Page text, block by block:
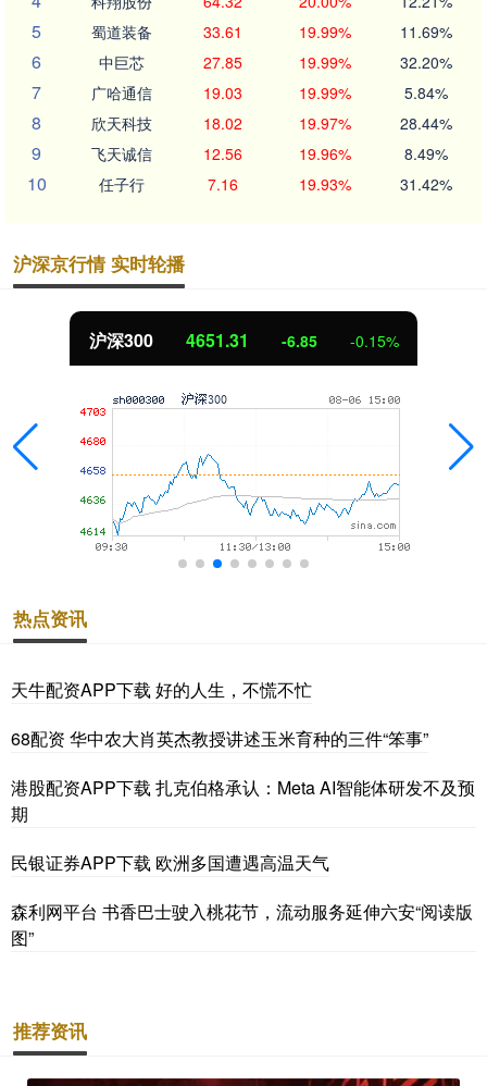
5 蜀道装备 33.61 19.99% 11.69%
6 中巨芯 27.85 19.99% 32.20%
7 广哈通信 19.03 19.99% 5.84%
8 欣天科技 18.02 19.97% 28.44%
9 飞天诚信 12.56 19.96% 8.49%
10 任子行 7.16 19.93% 31.42%
沪深京行情 实时轮播
沪深300 4651.31 -6.85 -0.15%
热点资讯
天牛配资APP下载 好的人生，不慌不忙
68配资 华中农大肖英杰教授讲述玉米育种的三件“笨事”
港股配资APP下载 扎克伯格承认：Meta AI智能体研发不及预
期
民银证券APP下载 欧洲多国遭遇高温天气
森利网平台 书香巴士驶入桃花节，流动服务延伸六安“阅读版
图”
推荐资讯